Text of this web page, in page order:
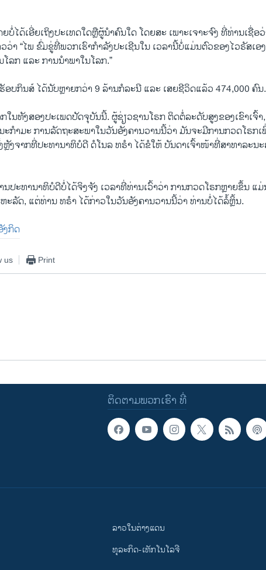
ບໍ່ໄດ້ເອີ່ຍເຖິງປະເທດໃດຫຼືຜູ້ນຳຄົນໃດ ໂດຍສະ ເພາະເຈາະຈົງ ທີ່ທ່ານເຊື່ອ
າ “ໄພ ຂົ່ມຂູ່ທີ່ພວກເຮົາກຳລັງປະເຊີນໃນ ເວລານີ້ບໍ່ແມ່ນຕົວຂອງໄວຣັສເອ
ລກ ແລະ ການນຳພາໃນໂລກ.”
ບກິນສ໌ ໄດ້ນັບຫຼາຍກວ່າ 9 ລ້ານກໍລະນີ ແລະ ເສຍຊີວິດແລ້ວ 474,000 ຄົນ.
ນທັງສອງປະເພດປັດຈຸບັນນີ້. ຜູ້ຊ່ຽວຊານໂຣກ ຕິດຕໍ່ລະດັບສູງຂອງເຂົາເຈົ້
ກຳມະ ການລັດຖະສະພາໃນວັນອັງຄານວານນີ້ວ່າ ມັນຈະມີການກວດໂຣກ
ງຈາກທີ່ປະທານາທິບໍດີ ດໍໂນລ ທຣຳ ໄດ້ຂໍໃຫ້ ບັນດາເຈົ້າໜ້າທີ່ສາທາລະນ
ນປະທານາທິບໍດີບໍ່ໄດ້ຈິງຈັງ ເວລາທີ່ທ່ານເວົ້າວ່າ ການກວດໂຣກຫຼາຍຂຶ້ນ ແ
ລັດ, ແຕ່ທ່ານ ທຣຳ ໄດ້ກ່າວໃນວັນອັງຄານວານນີ້ວ່າ ທ່ານບໍ່ໄດ້ລໍ້ຫຼິ້ນ.
ງກິດ
us Print
ຕິດຕາມພວກເຮົາ ທີ່
ລາວໃນຕ່າງແດນ
ທຸລະກິດ-ເທັກໂນໂລຈີ